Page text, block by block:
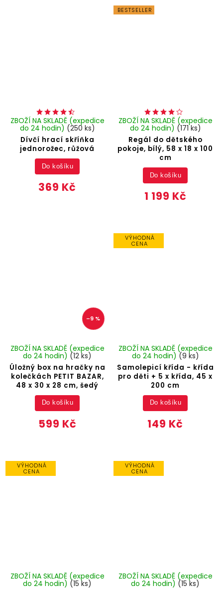
Dívčí hrací skříňka
jednorožec, růžová
ZBOŽÍ NA SKLADĚ (expedice
do 24 hodin) (250 ks)
369 Kč
Do košíku
BESTSELLER
Regál do dětského
pokoje, bílý, 58 x 18 x 100
cm
ZBOŽÍ NA SKLADĚ (expedice
do 24 hodin) (171 ks)
1 199 Kč
Do košíku
–9 %
Úložný box na hračky na
kolečkách PETIT BAZAR,
48 x 30 x 28 cm, šedý
ZBOŽÍ NA SKLADĚ (expedice
do 24 hodin) (12 ks)
599 Kč
Do košíku
VÝHODNÁ
CENA
Samolepicí křída - křída
pro děti + 5 x křída, 45 x
200 cm
ZBOŽÍ NA SKLADĚ (expedice
do 24 hodin) (9 ks)
149 Kč
Do košíku
VÝHODNÁ
CENA
ZBOŽÍ NA SKLADĚ (expedice
do 24 hodin) (15 ks)
VÝHODNÁ
CENA
ZBOŽÍ NA SKLADĚ (expedice
do 24 hodin) (15 ks)